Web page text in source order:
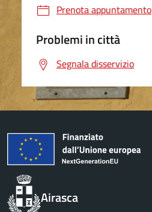
Prenota appuntamento
Problemi in città
Segnala disservizio
Airasca